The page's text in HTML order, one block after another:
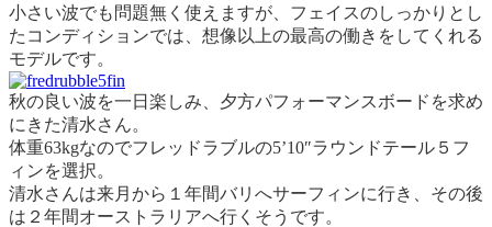
小さい波でも問題無く使えますが、フェイスのしっかりとし
たコンディションでは、想像以上の最高の働きをしてくれる
モデルです。
秋の良い波を一日楽しみ、夕方パフォーマンスボードを求め
にきた清水さん。
体重63kgなのでフレッドラブルの5’10″ラウンドテール５フ
ィンを選択。
清水さんは来月から１年間バリへサーフィンに行き、その後
は２年間オーストラリアへ行くそうです。